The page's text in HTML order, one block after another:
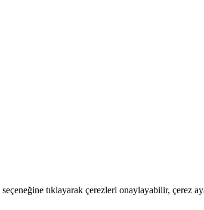
tıklayarak çerezleri onaylayabilir, çerez